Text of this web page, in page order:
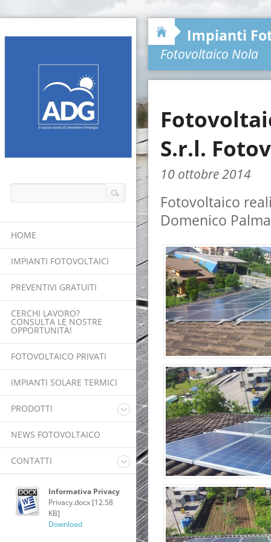
HOME
IMPIANTI FOTOVOLTAICI
PREVENTIVI GRATUITI
CERCHI LAVORO?
CONSULTA LE NOSTRE
OPPORTUNITÀ!
FOTOVOLTAICO PRIVATI
IMPIANTI SOLARE TERMICI
PRODOTTI
Pompa di calore
riscaldamento acqua
Monitoraggio
NEWS FOTOVOLTAICO
CONTATTI
Informativa Privacy
Privacy.docx [12.58
KB]
Download
Impianti
Fotovoltaico Nola
S.r.l.
10 ottobre 2014
Fotovoltaico
Domenico